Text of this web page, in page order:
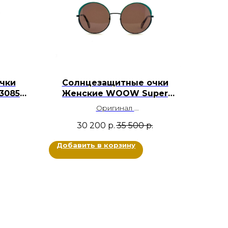
Солнцезащитные очки
Женские WOOW Super
Crush 2 C0027
Оригинал
Цвет: Бирюзовый, Темно-синий
Размер: 55-19-140
30 200 р. 35 500 р.
Добавить в корзину